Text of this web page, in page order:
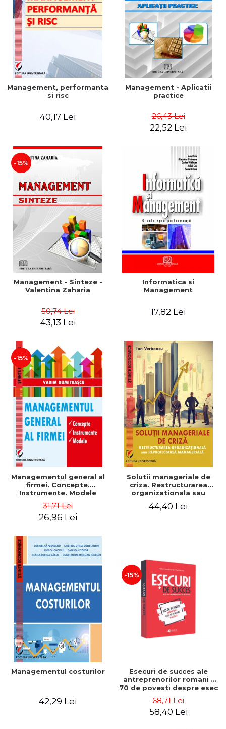
Management, performanta
si risc
40,17 Lei
Management - Aplicatii
practice
26,43 Lei
22,52 Lei
-15%
Management - Sinteze -
Valentina Zaharia
50,74 Lei
43,13 Lei
Informatica si
Management
17,82 Lei
-15%
Managementul general al
firmei. Concepte.
Instrumente. Modele
31,71 Lei
26,96 Lei
Solutii manageriale de
criza. Restructurarea
organizationala sau
44,40 Lei
Managementul costurilor
42,29 Lei
-15%
Esecuri de succes ale
antreprenorilor romani -
70 de povesti despre esec
68,71 Lei
58,40 Lei